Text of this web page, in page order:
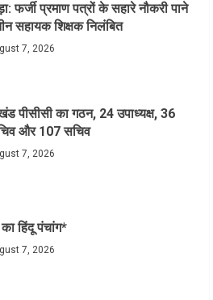
फर्जी प्रमाण पत्रों के सहारे नौकरी पाने
सहायक शिक्षक निलंबित
7, 2026
पीसीसी का गठन, 24 उपाध्यक्ष, 36
और 107 सचिव
7, 2026
हिंदू पंचांग*
7, 2026